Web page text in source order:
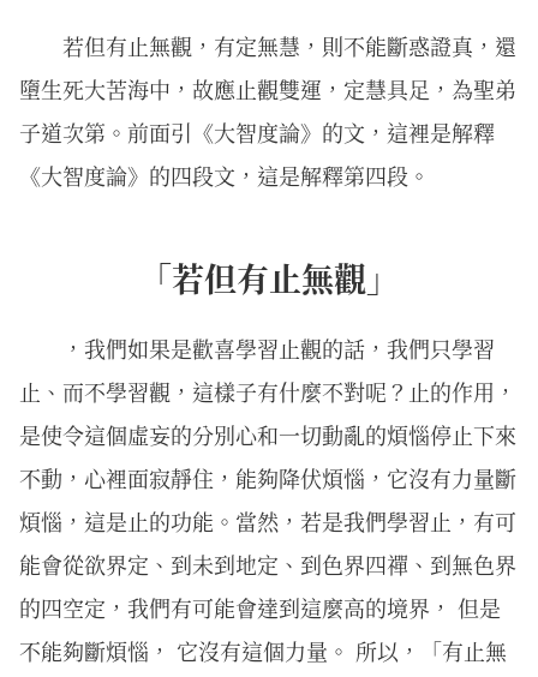
若但有止無觀，有定無慧，則不能斷惑證真，還
墮生死大苦海中，故應止觀雙運，定慧具足，為聖弟
子道次第。前面引《大智度論》的文，這裡是解釋
《大智度論》的四段文，這是解釋第四段。
「若但有止無觀」
，我們如果是歡喜學習止觀的話，我們只學習
止、而不學習觀，這樣子有什麼不對呢？止的作用，
是使令這個虛妄的分別心和一切動亂的煩惱停止下來
不動，心裡面寂靜住，能夠降伏煩惱，它沒有力量斷
煩惱，這是止的功能。當然，若是我們學習止，有可
能會從欲界定、到未到地定、到色界四禪、到無色界
的四空定，我們有可能會達到這麼高的境界， 但是
不能夠斷煩惱， 它沒有這個力量。 所以，「有止無